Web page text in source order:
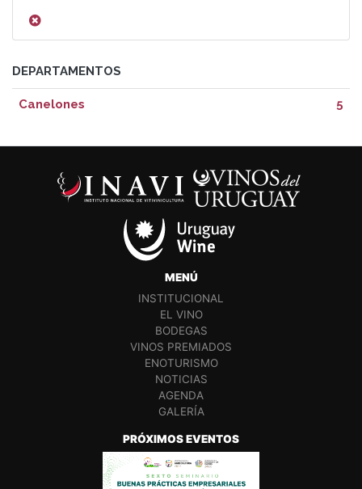
DEPARTAMENTOS
Canelones 5
MENÚ
INSTITUCIONAL
EL VINO
BODEGAS
VINOS PREMIADOS
ENOTURISMO
NOTICIAS
AGENDA
GALERÍA
PRÓXIMOS EVENTOS